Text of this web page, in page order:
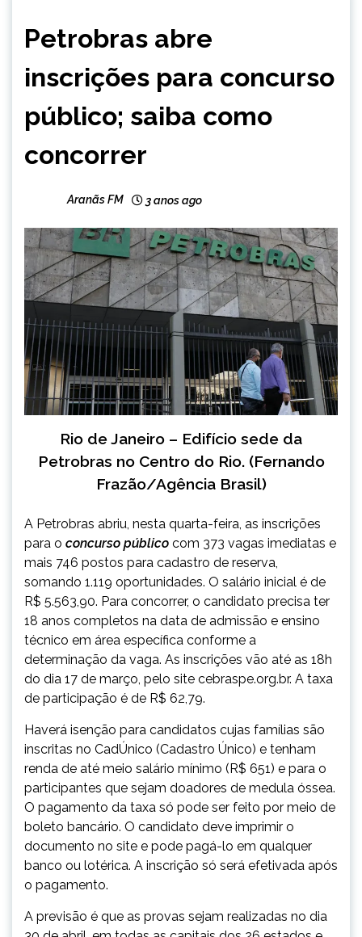
NOTÍCIAS
Petrobras abre
inscrições para concurso
público; saiba como
concorrer
Aranãs FM 3 anos ago
Rio de Janeiro – Edifício sede da
Petrobras no Centro do Rio. (Fernando
Frazão/Agência Brasil)
A Petrobras abriu, nesta quarta-feira, as inscrições
para o concurso público com 373 vagas imediatas e
mais 746 postos para cadastro de reserva,
somando 1.119 oportunidades. O salário inicial é de
R$ 5.563,90. Para concorrer, o candidato precisa ter
18 anos completos na data de admissão e ensino
técnico em área específica conforme a
determinação da vaga. As inscrições vão até as 18h
do dia 17 de março, pelo site cebraspe.org.br. A taxa
de participação é de R$ 62,79.
Haverá isenção para candidatos cujas famílias são
inscritas no CadÚnico (Cadastro Único) e tenham
renda de até meio salário mínimo (R$ 651) e para o
participantes que sejam doadores de medula óssea.
O pagamento da taxa só pode ser feito por meio de
boleto bancário. O candidato deve imprimir o
documento no site e pode pagá-lo em qualquer
banco ou lotérica. A inscrição só será efetivada após
o pagamento.
A previsão é que as provas sejam realizadas no dia